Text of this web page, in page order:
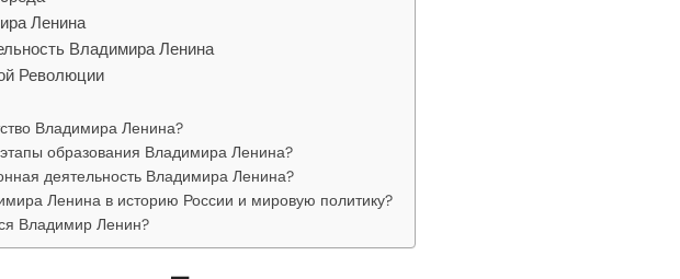
Ленина
Владимира Ленина
Революции
Владимира Ленина?
образования Владимира Ленина?
деятельность Владимира Ленина?
Ленина в историю России и мировую политику?
Владимир Ленин?